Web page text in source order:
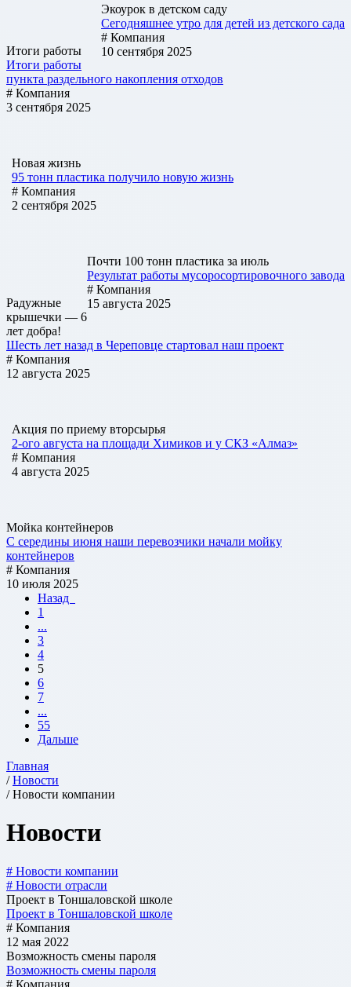
Экоурок в детском саду
Сегодняшнее утро для детей из детского сада
# Компания
10 сентября 2025
Итоги работы
Итоги работы
пункта раздельного накопления отходов
# Компания
3 сентября 2025
Новая жизнь
95 тонн пластика получило новую жизнь
# Компания
2 сентября 2025
Почти 100 тонн пластика за июль
Результат работы мусоросортировочного завода
# Компания
15 августа 2025
Радужные
крышечки — 6
лет добра!
Шесть лет назад в Череповце стартовал наш проект
# Компания
12 августа 2025
Акция по приему вторсырья
2-ого августа на площади Химиков и у СКЗ «Алмаз»
# Компания
4 августа 2025
Мойка контейнеров
С середины июня наши перевозчики начали мойку
контейнеров
# Компания
10 июля 2025
Назад
1
...
3
4
5
6
7
...
55
Дальше
Главная
/Новости
/ Новости компании
Новости
# Новости компании
# Новости отрасли
Проект в Тоншаловской школе
Проект в Тоншаловской школе
# Компания
12 мая 2022
Возможность смены пароля
Возможность смены пароля
# Компания